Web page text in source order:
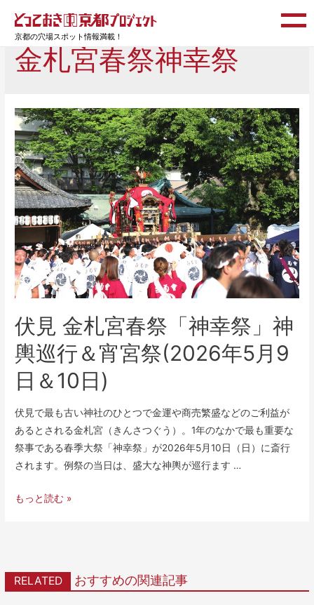
京都の穴場スポット情報満載！
金札宮春祭神幸祭
伏見 金札宮春祭「神幸祭」神
輿巡行＆宵宮祭(2026年5月9
日＆10日)
伏見で最も古い神社のひとつで金運や商売繁盛などのご利益が
あるとされる金札宮（きんさつぐう）。1年のなかで最も重要な
祭事である春季大祭「神幸祭」が2026年5月10日（日）に斎行
されます。例祭の当日は、盛大な神輿が巡行ます …
もっと読む »
RELATED おすすめの関連記事